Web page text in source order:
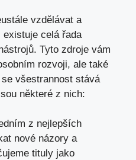
vzdělávat a
celá řada
Tyto zdroje vám
rozvoji, ale také
všestrannost stává
některé z nich:
z nejlepších
nové názory a
tituly jako